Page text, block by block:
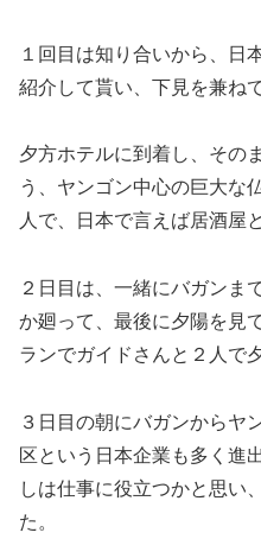
１回目は知り合いから、日
紹介して貰い、下見を兼ね
夕方ホテルに到着し、その
う、ヤンゴン中心の巨大な
人で、日本で言えば居酒屋
２日目は、一緒にバガンま
か廻って、最後に夕陽を見
ランでガイドさんと２人で夕
３日目の朝にバガンからヤ
区という日本企業も多く進
しは仕事に役立つかと思い
た。